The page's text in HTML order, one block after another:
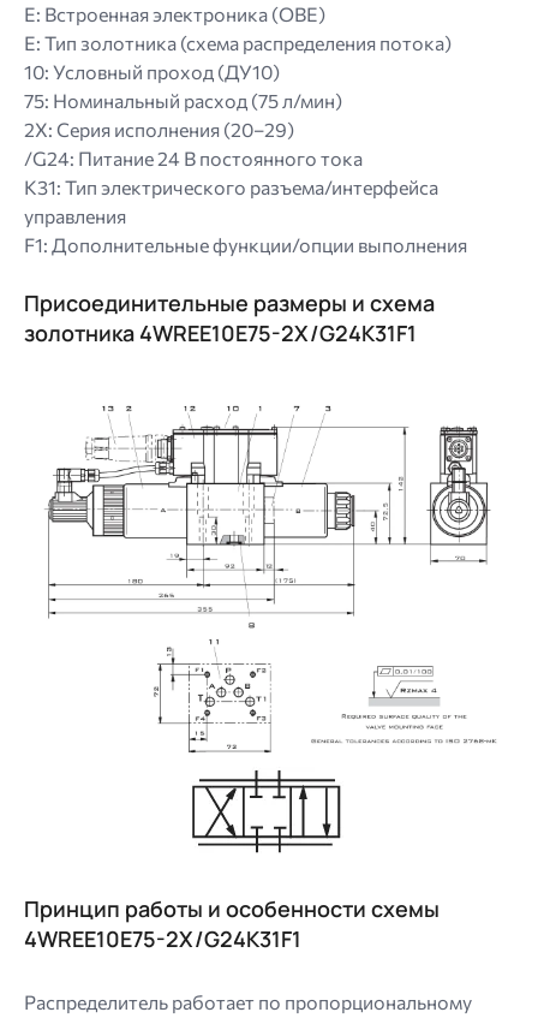
E: Встроенная электроника (OBE)
E: Тип золотника (схема распределения потока)
10: Условный проход (ДУ10)
75: Номинальный расход (75 л/мин)
2X: Серия исполнения (20–29)
/G24: Питание 24 В постоянного тока
K31: Тип электрического разъема/интерфейса
управления
F1: Дополнительные функции/опции выполнения
Присоединительные размеры и схема
золотника 4WREE10E75-2X/G24K31F1
Image
Принцип работы и особенности схемы
4WREE10E75-2X/G24K31F1
Распределитель работает по пропорциональному